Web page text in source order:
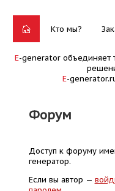
Кто мы?
E-generator объединяет
E-
Форум
Доступ к форуму
генератор.
Если вы автор —